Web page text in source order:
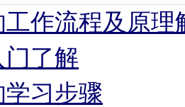
工作流程及原理
门了解
学习步骤